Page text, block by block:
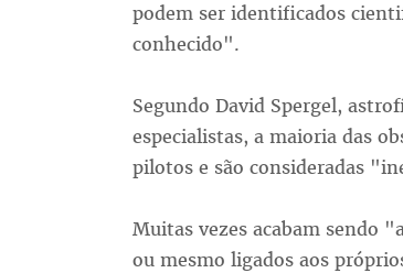
podem ser identificados
conhecido".
Segundo David Spergel,
especialistas, a maioria das
pilotos e são consideradas
Muitas vezes acabam sendo
ou mesmo ligados aos